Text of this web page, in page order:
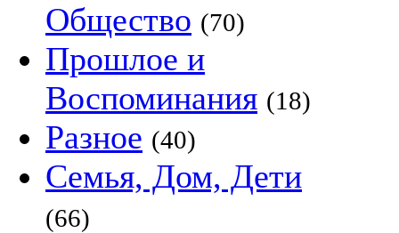
Общество (70)
Прошлое и
Воспоминания (18)
Разное (40)
Семья, Дом, Дети
(66)